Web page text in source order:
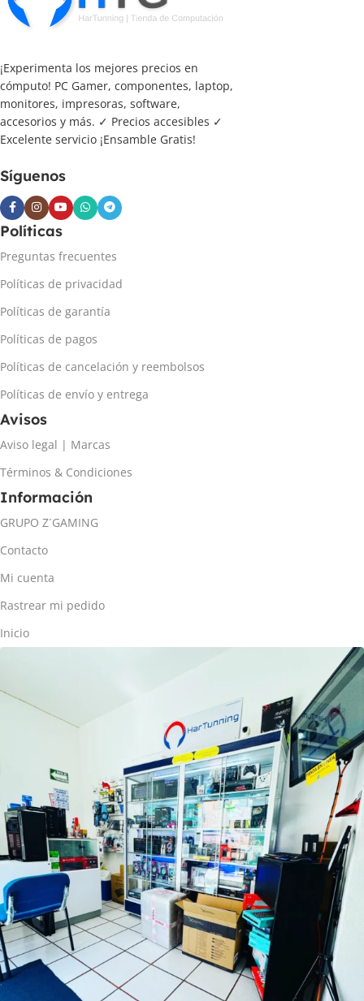
¡Experimenta los mejores precios en
cómputo! PC Gamer, componentes, laptop,
monitores, impresoras, software,
accesorios y más. ✓ Precios accesibles ✓
Excelente servicio ¡Ensamble Gratis!
Síguenos
Políticas
Preguntas frecuentes
Políticas de privacidad
Políticas de garantía
Políticas de pagos
Políticas de cancelación y reembolsos
Políticas de envío y entrega
Avisos
Aviso legal | Marcas
Términos & Condiciones
Información
GRUPO Z´GAMING
Contacto
Mi cuenta
Rastrear mi pedido
Inicio